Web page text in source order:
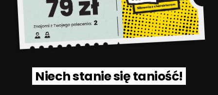
Niech stanie się taniość!